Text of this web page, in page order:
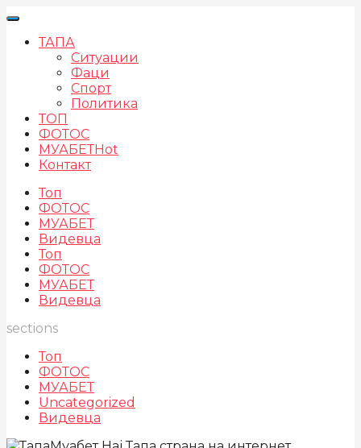
ТАПА
Ситуации
Фаци
Спорт
Политика
ТОП
ФОТОС
МУАБЕТHot
Контакт
Топ
ФОТОС
МУАБЕТ
Видевца
Топ
ФОТОС
МУАБЕТ
Видевца
sections
Топ
ФОТОС
МУАБЕТ
Uncategorized
Видевца